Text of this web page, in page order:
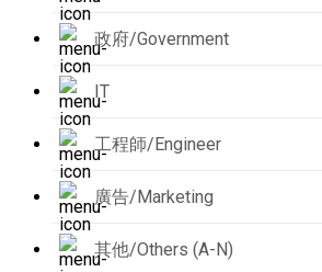
政府/Government
IT
工程師/Engineer
廣告/Marketing
其他/Others (A-N)